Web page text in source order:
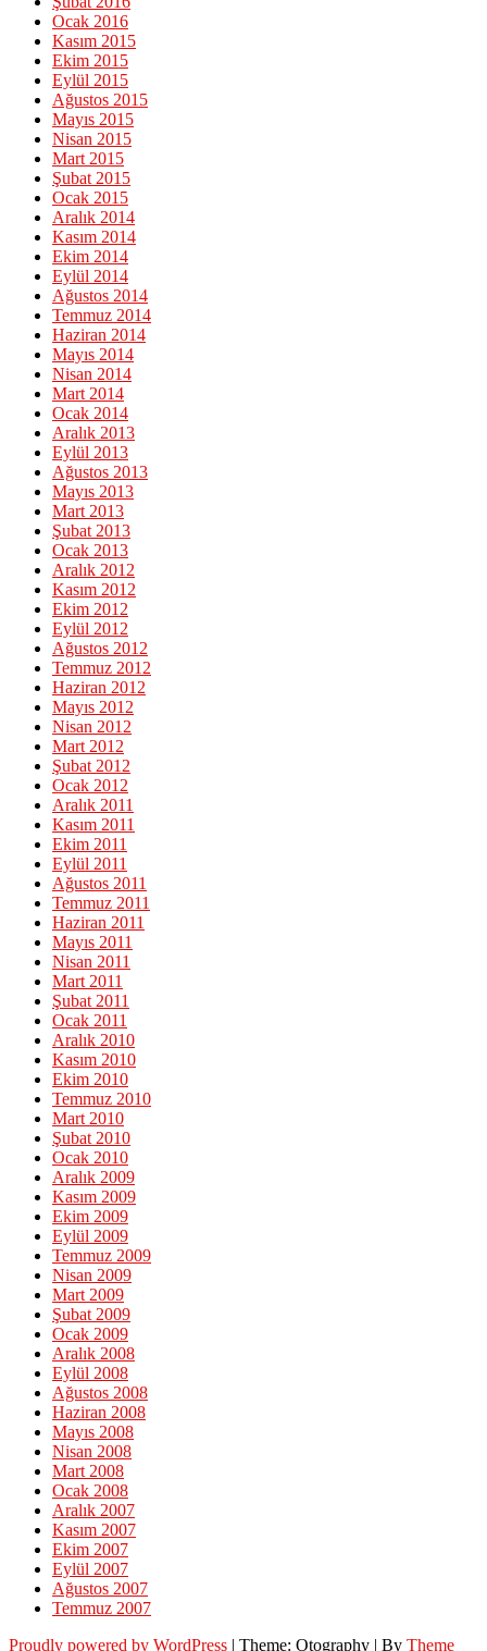
Ocak 2016
Kasım 2015
Ekim 2015
Eylül 2015
Ağustos 2015
Mayıs 2015
Nisan 2015
Mart 2015
Şubat 2015
Ocak 2015
Aralık 2014
Kasım 2014
Ekim 2014
Eylül 2014
Ağustos 2014
Temmuz 2014
Haziran 2014
Mayıs 2014
Nisan 2014
Mart 2014
Ocak 2014
Aralık 2013
Eylül 2013
Ağustos 2013
Mayıs 2013
Mart 2013
Şubat 2013
Ocak 2013
Aralık 2012
Kasım 2012
Ekim 2012
Eylül 2012
Ağustos 2012
Temmuz 2012
Haziran 2012
Mayıs 2012
Nisan 2012
Mart 2012
Şubat 2012
Ocak 2012
Aralık 2011
Kasım 2011
Ekim 2011
Eylül 2011
Ağustos 2011
Temmuz 2011
Haziran 2011
Mayıs 2011
Nisan 2011
Mart 2011
Şubat 2011
Ocak 2011
Aralık 2010
Kasım 2010
Ekim 2010
Temmuz 2010
Mart 2010
Şubat 2010
Ocak 2010
Aralık 2009
Kasım 2009
Ekim 2009
Eylül 2009
Temmuz 2009
Nisan 2009
Mart 2009
Şubat 2009
Ocak 2009
Aralık 2008
Eylül 2008
Ağustos 2008
Haziran 2008
Mayıs 2008
Nisan 2008
Mart 2008
Ocak 2008
Aralık 2007
Kasım 2007
Ekim 2007
Eylül 2007
Ağustos 2007
Temmuz 2007
Proudly powered by WordPress | Theme: Otography | By Theme